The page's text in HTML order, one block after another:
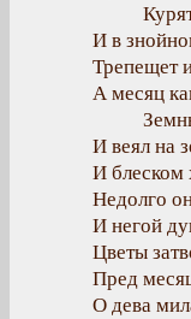
И в
Трепещет
А месяц
И веял на
И блеском
Недолго
И негой
Цветы
Пред
О дева